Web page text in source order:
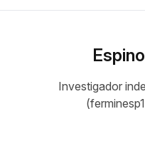
Investigador